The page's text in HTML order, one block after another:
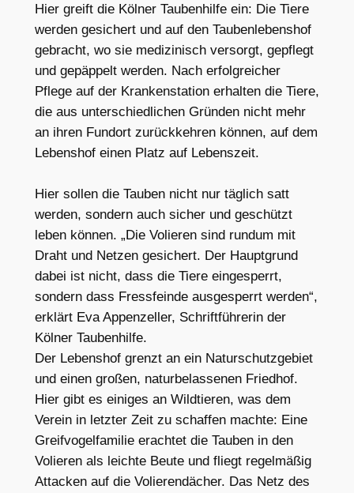
Hier greift die Kölner Taubenhilfe ein: Die Tiere
werden gesichert und auf den Taubenlebenshof
gebracht, wo sie medizinisch versorgt, gepflegt
und gepäppelt werden. Nach erfolgreicher
Pflege auf der Krankenstation erhalten die Tiere,
die aus unterschiedlichen Gründen nicht mehr
an ihren Fundort zurückkehren können, auf dem
Lebenshof einen Platz auf Lebenszeit.
Hier sollen die Tauben nicht nur täglich satt
werden, sondern auch sicher und geschützt
leben können. „Die Volieren sind rundum mit
Draht und Netzen gesichert. Der Hauptgrund
dabei ist nicht, dass die Tiere eingesperrt,
sondern dass Fressfeinde ausgesperrt werden“,
erklärt Eva Appenzeller, Schriftführerin der
Kölner Taubenhilfe.
Der Lebenshof grenzt an ein Naturschutzgebiet
und einen großen, naturbelassenen Friedhof.
Hier gibt es einiges an Wildtieren, was dem
Verein in letzter Zeit zu schaffen machte: Eine
Greifvogelfamilie erachtet die Tauben in den
Volieren als leichte Beute und fliegt regelmäßig
Attacken auf die Volierendächer. Das Netz des